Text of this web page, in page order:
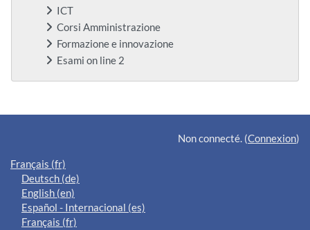
ICT
Corsi Amministrazione
Formazione e innovazione
Esami on line 2
Blocs supplémentaires
Non connecté. (Connexion)
Français ‎(fr)‎
Deutsch ‎(de)‎
English ‎(en)‎
Español - Internacional ‎(es)‎
Français ‎(fr)‎